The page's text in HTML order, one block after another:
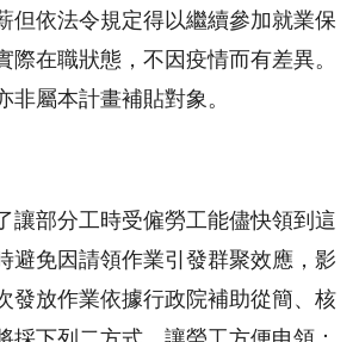
但依法令規定得以繼續參加就業保
際在職狀態，不因疫情而有差異。
非屬本計畫補貼對象。
讓部分工時受僱勞工能儘快領到這
避免因請領作業引發群聚效應，影
發放作業依據行政院補助從簡、核